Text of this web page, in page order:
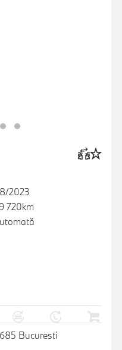
2023
720km
Bucuresti